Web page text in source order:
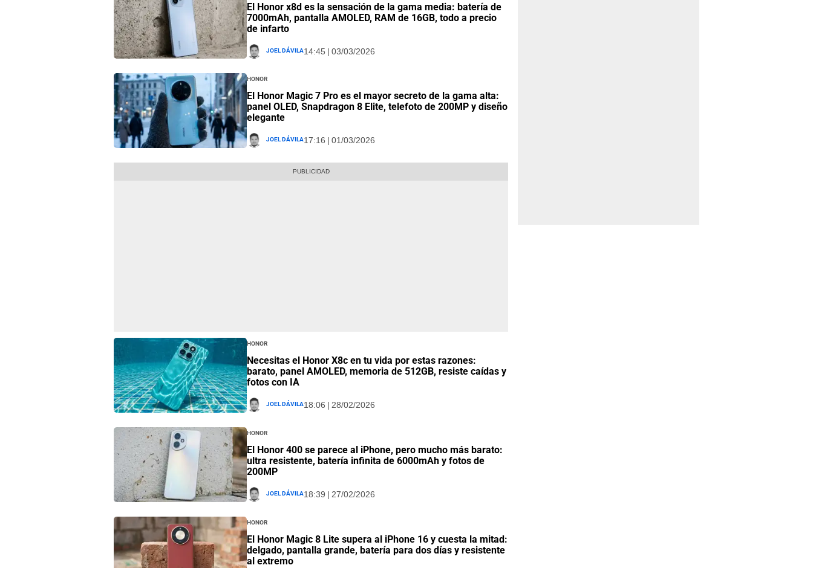
El Honor x8d es la sensación de la gama media: batería de
7000mAh, pantalla AMOLED, RAM de 16GB, todo a precio
de infarto
Joel Dávila14:45 | 03/03/2026
Honor
El Honor Magic 7 Pro es el mayor secreto de la gama alta:
panel OLED, Snapdragon 8 Elite, telefoto de 200MP y diseño
elegante
Joel Dávila17:16 | 01/03/2026
Honor
Necesitas el Honor X8c en tu vida por estas razones:
barato, panel AMOLED, memoria de 512GB, resiste caídas y
fotos con IA
Joel Dávila18:06 | 28/02/2026
Honor
El Honor 400 se parece al iPhone, pero mucho más barato:
ultra resistente, batería infinita de 6000mAh y fotos de
200MP
Joel Dávila18:39 | 27/02/2026
Honor
El Honor Magic 8 Lite supera al iPhone 16 y cuesta la mitad:
delgado, pantalla grande, batería para dos días y resistente
al extremo